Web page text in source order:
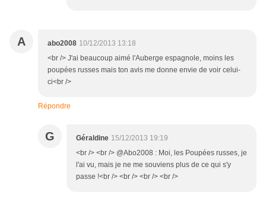
A abo2008 10/12/2013 13:18
<br /> J'ai beaucoup aimé l'Auberge espagnole, moins les
poupées russes mais ton avis me donne envie de voir celui-
ci<br />
Répondre
G Géraldine 15/12/2013 19:19
<br /> <br /> @Abo2008 : Moi, les Poupées russes, je
l'ai vu, mais je ne me souviens plus de ce qui s'y
passe !<br /> <br /> <br /> <br />